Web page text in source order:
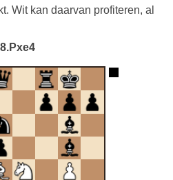
Wit kan daarvan profiteren, al